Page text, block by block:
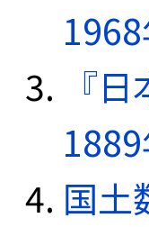
『
国土